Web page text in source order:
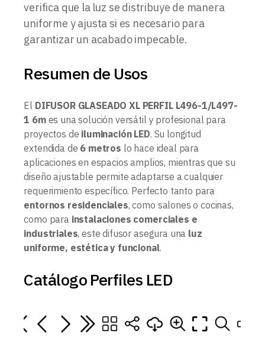
verifica que la luz se distribuye de manera
uniforme y ajusta si es necesario para
garantizar un acabado impecable.
Resumen de Usos
El DIFUSOR GLASEADO XL PERFIL L496-1/L497-
1 6mes una solución versátil y profesional para
proyectos de iluminación LED. Su longitud
extendida de 6 metros lo hace ideal para
aplicaciones en espacios amplios, mientras que su
diseño ajustable permite adaptarse a cualquier
requerimiento específico. Perfecto tanto para
entornos residenciales, como salones o cocinas,
como para instalaciones comerciales e
industriales, este difusor asegura una luz
uniforme, estética y funcional.
Catálogo Perfiles LED